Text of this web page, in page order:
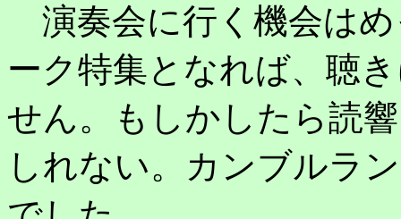
演奏会に行く機会は
ーク特集となれば、聴
せん。もしかしたら読
しれない。カンブルラ